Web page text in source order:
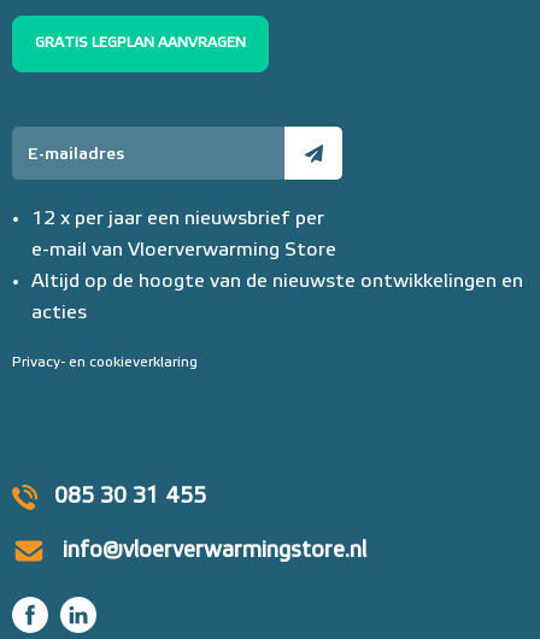
085 30 31 455
info@vloerverwarmingstore.nl
GRATIS LEGPLAN AANVRAGEN
12 x per jaar een nieuwsbrief per
e-mail van Vloerverwarming Store
Altijd op de hoogte van de nieuwste ontwikkelingen en
acties
Privacy- en cookieverklaring